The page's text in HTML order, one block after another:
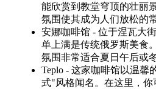
能欣赏到教堂穹顶的壮丽
氛围使其成为人们放松的
安娜咖啡馆 - 位于涅瓦大
单上满是传统俄罗斯美食
氛围非常适合夏日午后或
Teplo - 这家咖啡馆以温馨
式"风格闻名。在这里，